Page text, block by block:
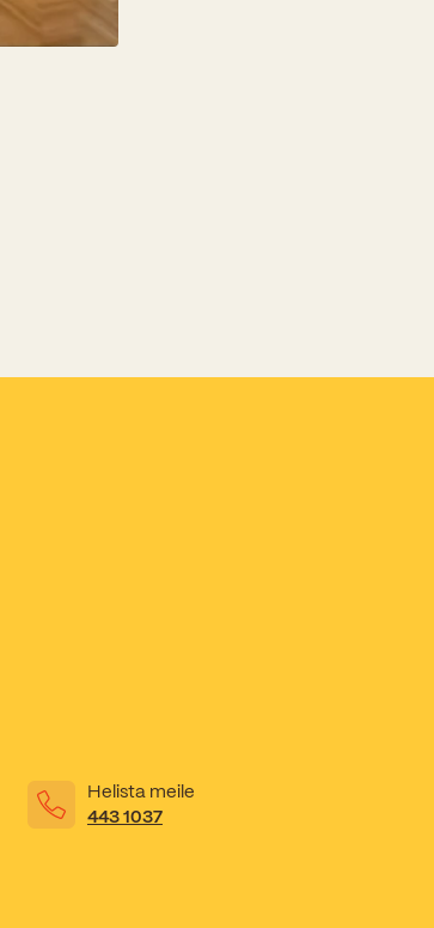
Helista meile
443 1037